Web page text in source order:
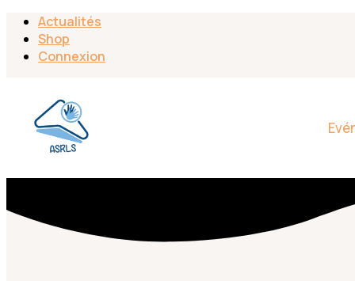
Actualités
Shop
Connexion